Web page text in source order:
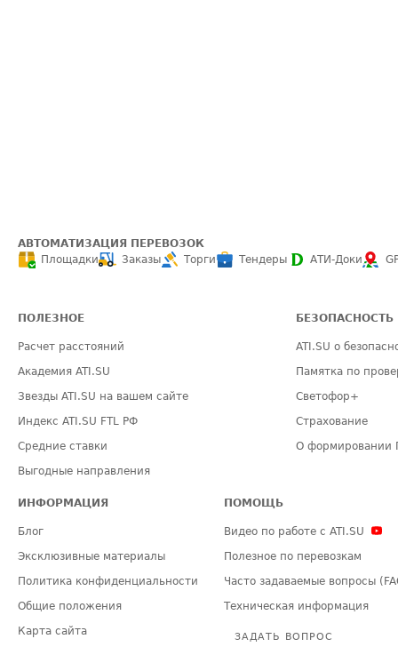
АВТОМАТИЗАЦИЯ ПЕРЕВОЗОК
Площадки
Заказы Торги Тендеры АТИ-Доки
ПОЛЕЗНОЕ
Расчет расстояний
Академия ATI.SU
Звезды ATI.SU на вашем сайте
Индекс ATI.SU FTL РФ
Средние ставки
Выгодные направления
БЕЗОПАСНОСТЬ
ATI.SU о
Памятка по
Светофор+
Страхование
О формировании
ИНФОРМАЦИЯ
Блог
Эксклюзивные материалы
Политика конфиденциальности
Общие положения
Карта сайта
ПОМОЩЬ
Видео по работе с ATI.SU
Полезное по перевозкам
Часто задаваемые вопросы
Техническая информация
ЗАДАТЬ ВОПРОС